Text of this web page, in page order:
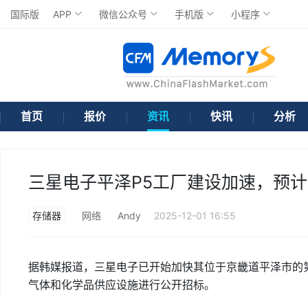
国际版 APP 微信公众号 手机版 小程序
首页 报价 资讯 快讯 分析
三星电子平泽P5工厂建设加速，预
存储器 网络 Andy 2025-12-01 16:55
据韩媒报道，三星电子已开始加快其位于京畿道平泽市
气体和化学品供应设施进行公开招标。